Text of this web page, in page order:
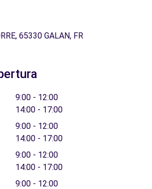
65330 GALAN, FR
9:00 - 12:00
14:00 - 17:00
9:00 - 12:00
14:00 - 17:00
9:00 - 12:00
14:00 - 17:00
9:00 - 12:00